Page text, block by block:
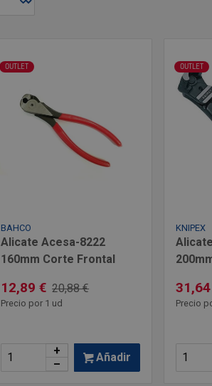
OUTLET
BAHCO
Alicate Acesa-8222
160mm Corte Frontal
12,89 € 20,88 €
Precio por 1 ud
+
–
Añadir
OUTLET
KNIPEX
Precio